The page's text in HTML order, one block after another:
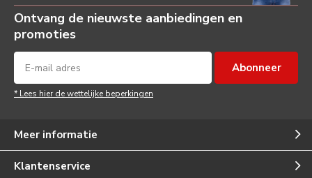
Ontvang de nieuwste aanbiedingen en
promoties
Abonneer
* Lees hier de wettelijke beperkingen
Meer informatie
Klantenservice